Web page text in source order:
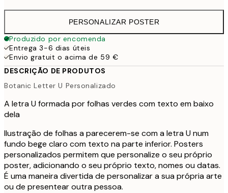
PERSONALIZAR POSTER
Produzido por encomenda
Entrega 3-6 dias úteis
Envio gratuit o acima de 59 €
DESCRIÇÃO DE PRODUTOS
Botanic Letter U Personalizado
A letra U formada por folhas verdes com texto em baixo
dela
Ilustração de folhas a parecerem-se com a letra U num
fundo bege claro com texto na parte inferior. Posters
personalizados permitem que personalize o seu próprio
poster, adicionando o seu próprio texto, nomes ou datas.
É uma maneira divertida de personalizar a sua própria arte
ou de presentear outra pessoa.